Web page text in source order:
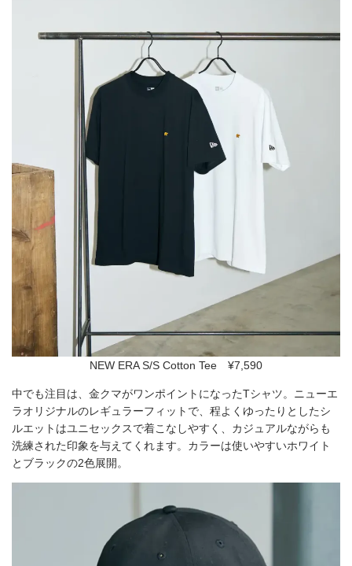
NEW ERA S/S Cotton Tee ¥7,590
中でも注目は、金クマがワンポイントになったTシャツ。ニューエ
ラオリジナルのレギュラーフィットで、程よくゆったりとしたシ
ルエットはユニセックスで着こなしやすく、カジュアルながらも
洗練された印象を与えてくれます。カラーは使いやすいホワイト
とブラックの2色展開。